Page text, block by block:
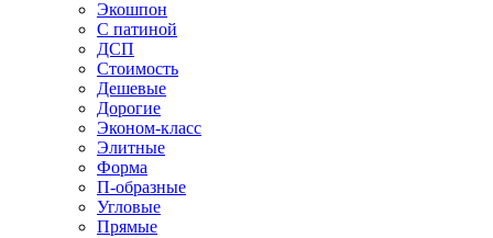
Экошпон
С патиной
ДСП
Стоимость
Дешевые
Дорогие
Эконом-класс
Элитные
Форма
П-образные
Угловые
Прямые